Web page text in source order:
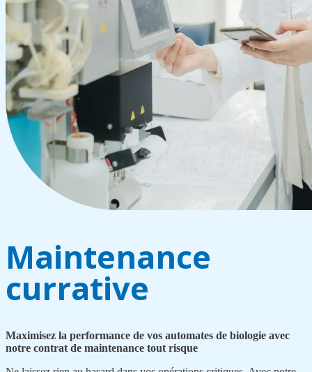
Maintenance
currative
Maximisez la performance de vos automates de biologie avec
notre contrat de maintenance tout risque